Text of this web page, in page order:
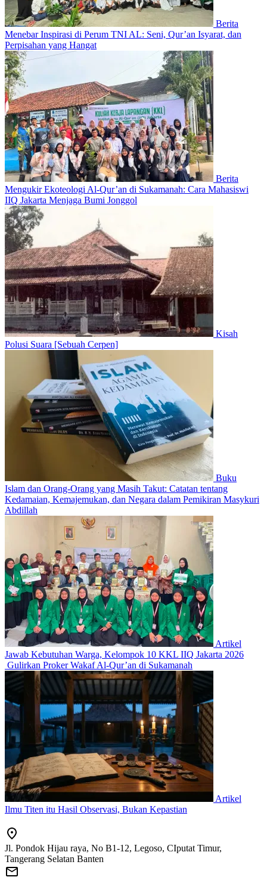
Berita
Menebar Inspirasi di Perum TNI AL: Seni, Qur’an Isyarat, dan
Perpisahan yang Hangat
Berita
Mengukir Ekoteologi Al-Qur’an di Sukamanah: Cara Mahasiswi
IIQ Jakarta Menjaga Bumi Jonggol
Kisah
Polusi Suara [Sebuah Cerpen]
Buku
Islam dan Orang-Orang yang Masih Takut: Catatan tentang
Kedamaian, Kemajemukan, dan Negara dalam Pemikiran Masykuri
Abdillah
Artikel
Jawab Kebutuhan Warga, Kelompok 10 KKL IIQ Jakarta 2026
Gulirkan Proker Wakaf Al-Qur’an di Sukamanah
Artikel
Ilmu Titen itu Hasil Observasi, Bukan Kepastian
Jl. Pondok Hijau raya, No B1-12, Legoso, CIputat Timur,
Tangerang Selatan Banten